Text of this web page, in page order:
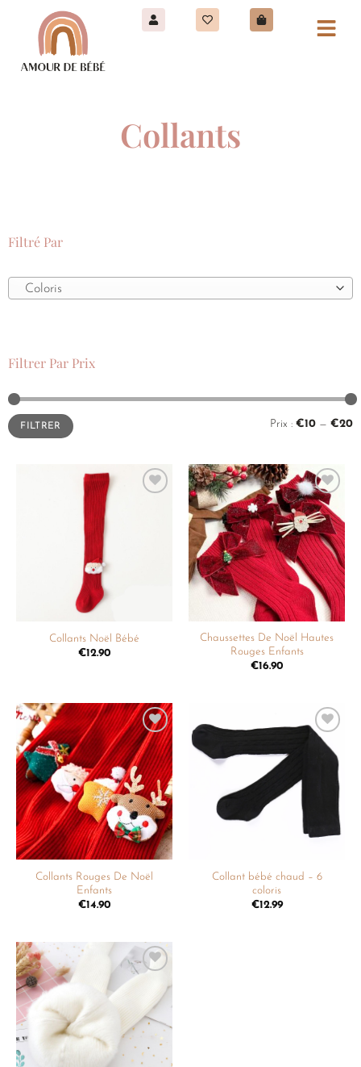
Collants
Filtré Par
Coloris
Filtrer Par Prix
FILTRER Prix : €10 — €20
Collants Noël Bébé
€12.90
Ajouter
à la
liste de
souhaits
Chaussettes De Noël Hautes
Rouges Enfants
€16.90
Ajouter
à la
liste de
souhaits
Collants Rouges De Noël
Enfants
€14.90
Ajouter
Collant bébé chaud – 6
coloris
€12.99
liste de
souhaits